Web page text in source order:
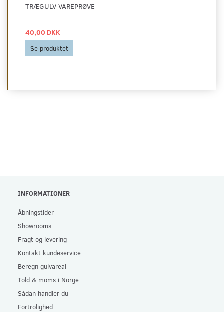
TRÆGULV VAREPRØVE
40,00 DKK
Se produktet
INFORMATIONER
Åbningstider
Showrooms
Fragt og levering
Kontakt kundeservice
Beregn gulvareal
Told & moms i Norge
Sådan handler du
Fortrolighed